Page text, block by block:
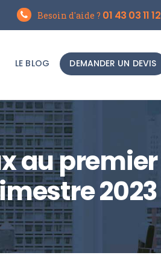
Besoin d'aide ? 01 43 03 11 12
LE BLOG DEMANDER UN DEVIS
au premier
2023